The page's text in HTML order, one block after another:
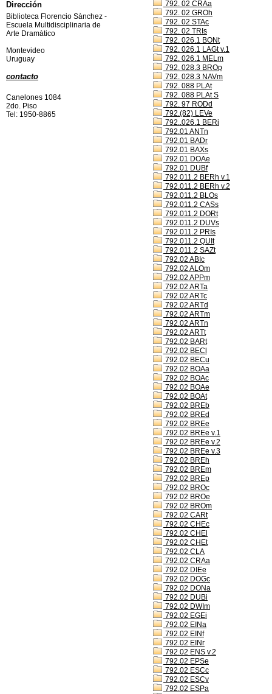
792. 02 CRAa
792. 02 GROh
792. 02 STAc
792. 02 TRIs
792. 026.1 BONt
792. 026.1 LAGt v.1
792. 026.1 MELm
792. 028.3 BROp
792. 028.3 NAVm
792. 088 PLAt
792. 088 PLAt S
792. 97 RODd
792.(82) LEVe
792..026.1 BERi
792.01 ANTn
792.01 BADr
792.01 BAXs
792.01 DOAe
792.01 DUBf
792.011.2 BERh v.1
792.011.2 BERh v.2
792.011.2 BLOs
792.011.2 CASs
792.011.2 DORt
792.011.2 DUVs
792.011.2 PRIs
792.011.2 QUIt
792.011.2 SAZt
792.02 ABIc
792.02 ALOm
792.02 APPm
792.02 ARTa
792.02 ARTc
792.02 ARTd
792.02 ARTm
792.02 ARTn
792.02 ARTt
792.02 BARt
792.02 BECl
792.02 BECu
792.02 BOAa
792.02 BOAc
792.02 BOAe
792.02 BOAt
792.02 BREb
792.02 BREd
792.02 BREe
792.02 BREe v.1
792.02 BREe v.2
792.02 BREe v.3
792.02 BREh
792.02 BREm
792.02 BREp
792.02 BROc
792.02 BROe
792.02 BROm
792.02 CARt
792.02 CHEc
792.02 CHEl
792.02 CHEt
792.02 CLA
792.02 CRAa
792.02 DIEe
792.02 DOGc
792.02 DONa
792.02 DUBi
792.02 DWIm
792.02 EGEi
792.02 EINa
792.02 EINf
792.02 EINr
792.02 ENS v.2
792.02 EPSe
792.02 ESCc
792.02 ESCv
792.02 ESPa
Dirección
Biblioteca Florencio Sànchez -
Escuela Multidisciplinaria de
Arte Dramàtico
Montevideo
Uruguay
contacto
Canelones 1084
2do. Piso
Tel: 1950-8865